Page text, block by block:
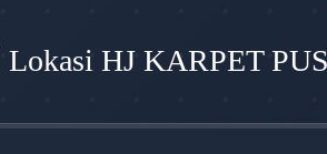
HJ KARPET